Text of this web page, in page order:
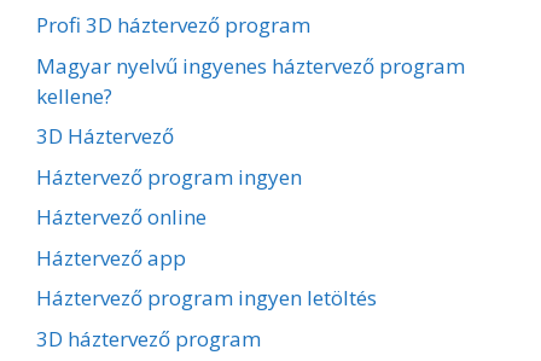
Profi 3D háztervező program
Magyar nyelvű ingyenes háztervező program
kellene?
3D Háztervező
Háztervező program ingyen
Háztervező online
Háztervező app
Háztervező program ingyen letöltés
3D háztervező program